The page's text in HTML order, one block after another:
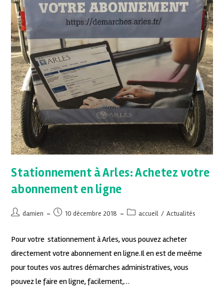
Stationnement à Arles: Achetez votre
abonnement en ligne
damien 10 décembre 2018 accueil / Actualités
Pour votre stationnement à Arles, vous pouvez acheter
directement votre abonnement en ligne.Il en est de meême
pour toutes vos autres démarches administratives, vous
pouvez le faire en ligne, facilement,…